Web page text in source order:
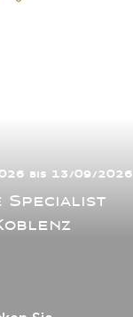
bis 13/09/2026
Specialist